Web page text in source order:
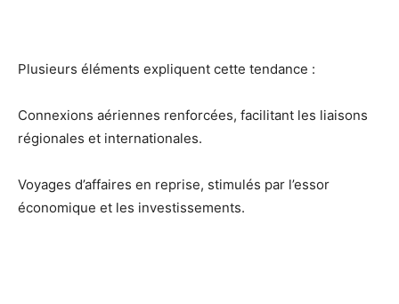
Plusieurs éléments expliquent cette tendance :
Connexions aériennes renforcées, facilitant les liaisons
régionales et internationales.
Voyages d’affaires en reprise, stimulés par l’essor
économique et les investissements.